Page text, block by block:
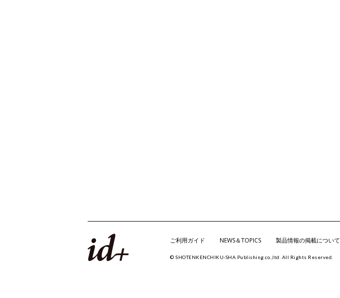
ご利用ガイド NEWS＆TOPICS 製品情報の掲載について
© SHOTENKENCHIKU-SHA Publishing co.,ltd. All Rights Reserved.